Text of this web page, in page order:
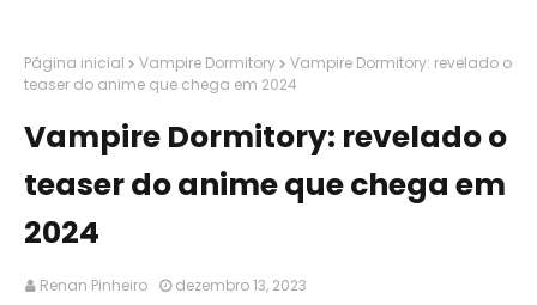
Página inicial Vampire Dormitory
Vampire Dormitory: revelado o
teaser do anime que chega em 2024
Vampire Dormitory: revelado o
teaser do anime que chega em
2024
Renan Pinheiro dezembro 13, 2023